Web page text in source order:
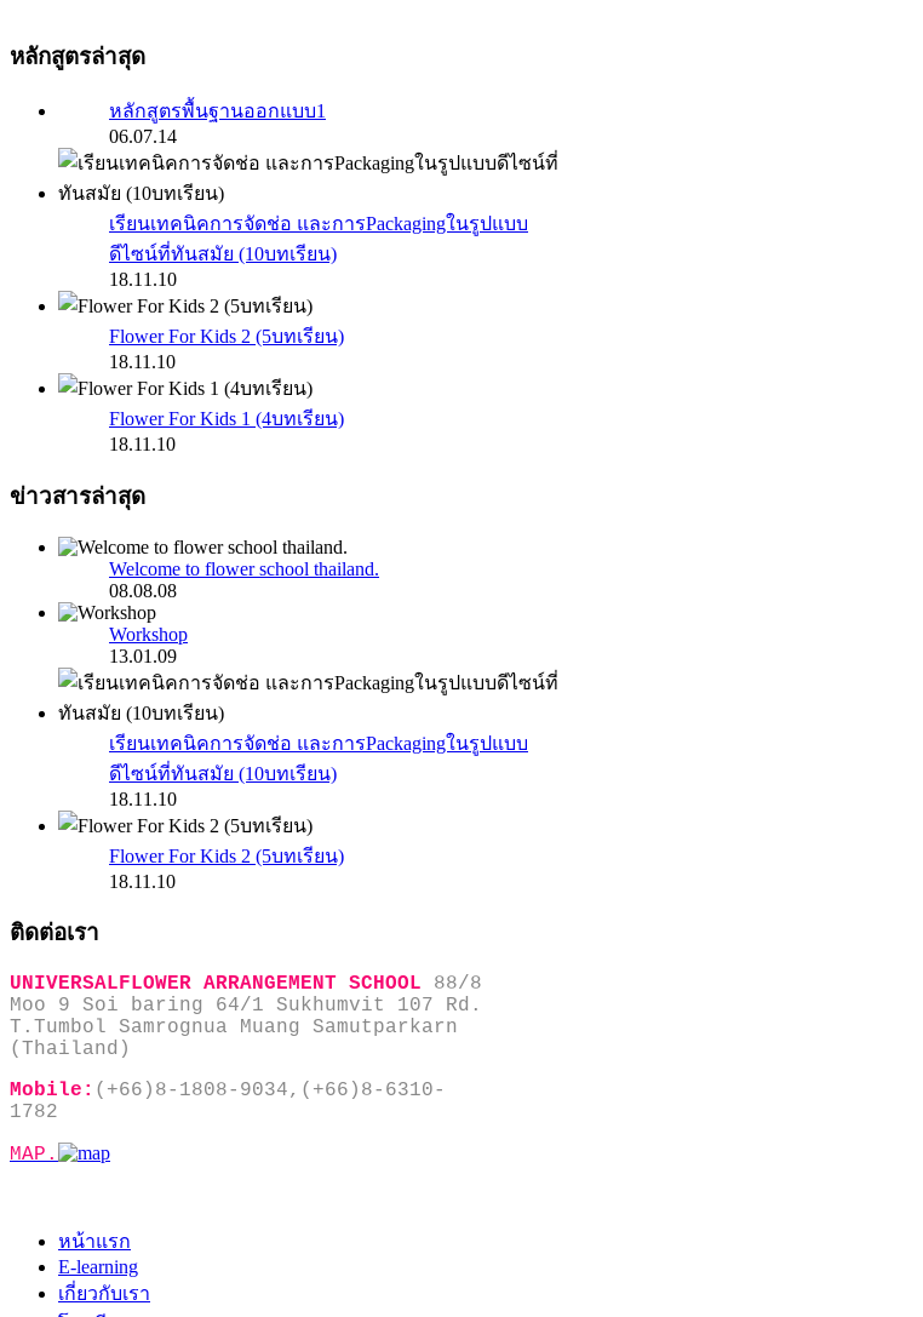
หลักสูตรล่าสุด
หลักสูตรพื้นฐานออกแบบ1
06.07.14
เรียนเทคนิคการจัดช่อ และการPackagingในรูปแบบ
ดีไซน์ที่ทันสมัย (10บทเรียน)
18.11.10
Flower For Kids 2 (5บทเรียน)
18.11.10
Flower For Kids 1 (4บทเรียน)
18.11.10
ข่าวสารล่าสุด
Welcome to flower school thailand.
08.08.08
Workshop
13.01.09
เรียนเทคนิคการจัดช่อ และการPackagingในรูปแบบ
ดีไซน์ที่ทันสมัย (10บทเรียน)
18.11.10
Flower For Kids 2 (5บทเรียน)
18.11.10
ติดต่อเรา
UNIVERSALFLOWER ARRANGEMENT SCHOOL
88/8
Moo 9 Soi baring 64/1 Sukhumvit 107 Rd.
T.Tumbol Samrognua Muang Samutparkarn
(Thailand)
Mobile: (+66)8-1808-9034,(+66)8-6310-
1782
MAP.
หน้าแรก
E-learning
เกี่ยวกับเรา